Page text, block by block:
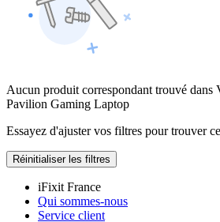
Aucun produit correspondant trouvé dans
Pavilion Gaming Laptop
Essayez d'ajuster vos filtres pour trouver
Réinitialiser les filtres
iFixit France
Qui sommes-nous
Service client